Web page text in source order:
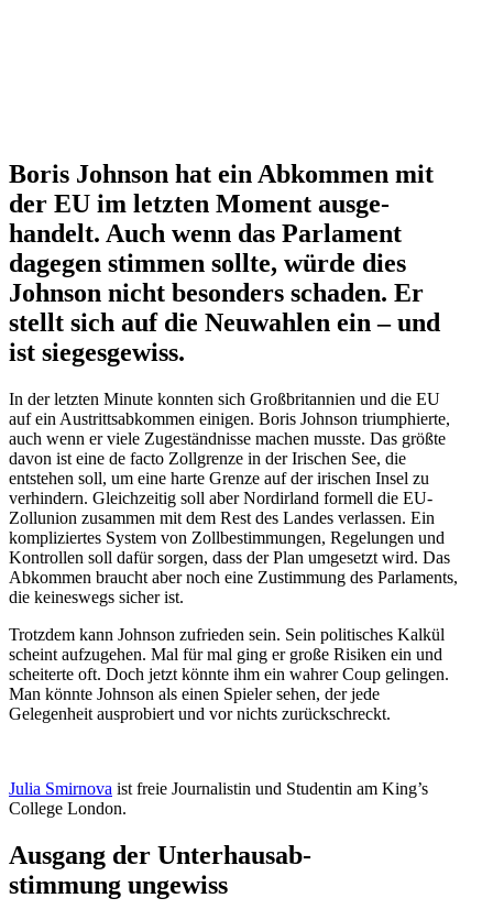
Boris Johnson hat ein Abkommen mit
der EU im letzten Moment ausge­
handelt. Auch wenn das Parlament
dagegen stimmen sollte, würde dies
Johnson nicht besonders schaden. Er
stellt sich auf die Neuwahlen ein – und
ist siegesgewiss.
In der letzten Minute konnten sich Großbri­tannien und die EU
auf ein Austritts­ab­kommen einigen. Boris Johnson trium­phierte,
auch wenn er viele Zugeständ­nisse machen musste. Das größte
davon ist eine de facto Zollgrenze in der Irischen See, die
entstehen soll, um eine harte Grenze auf der irischen Insel zu
verhindern. Gleich­zeitig soll aber Nordirland formell die EU-
Zollunion zusammen mit dem Rest des Landes verlassen. Ein
kompli­ziertes System von Zollbe­stim­mungen, Regelungen und
Kontrollen soll dafür sorgen, dass der Plan umgesetzt wird. Das
Abkommen braucht aber noch eine Zustimmung des Parla­ments,
die keineswegs sicher ist.
Trotzdem kann Johnson zufrieden sein. Sein politi­sches Kalkül
scheint aufzu­gehen. Mal für mal ging er große Risiken ein und
schei­terte oft. Doch jetzt könnte ihm ein wahrer Coup gelingen.
Man könnte Johnson als einen Spieler sehen, der jede
Gelegenheit auspro­biert und vor nichts zurückschreckt.
Julia Smirnova ist freie Journa­listin und Studentin am King’s
College London.
Ausgang der Unter­haus­ab­
stimmung ungewiss